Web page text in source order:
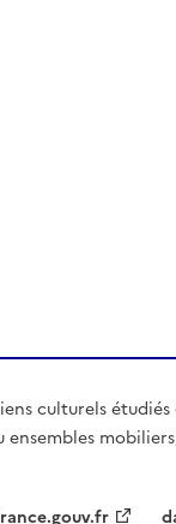
culturels étudiés